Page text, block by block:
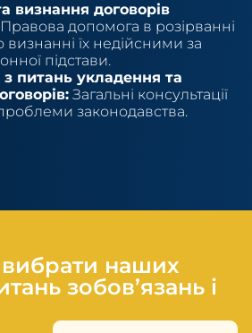
визнання договорів
Правова допомога в розірванні
визнанні їх недійсними за
підстави.
з питань укладення та
Загальні консультації
законодавства.
наших
зобов’язань і